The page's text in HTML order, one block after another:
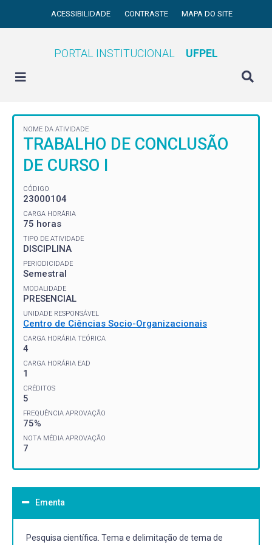
ACESSIBILIDADE CONTRASTE MAPA DO SITE
PORTAL INSTITUCIONAL UFPEL
NOME DA ATIVIDADE
TRABALHO DE CONCLUSÃO
DE CURSO I
CÓDIGO
23000104
CARGA HORÁRIA
75 horas
TIPO DE ATIVIDADE
DISCIPLINA
PERIODICIDADE
Semestral
MODALIDADE
PRESENCIAL
UNIDADE RESPONSÁVEL
Centro de Ciências Socio-Organizacionais
CARGA HORÁRIA TEÓRICA
4
CARGA HORÁRIA EAD
1
CRÉDITOS
5
FREQUÊNCIA APROVAÇÃO
75%
NOTA MÉDIA APROVAÇÃO
7
Ementa
Pesquisa científica. Tema e delimitação de tema de